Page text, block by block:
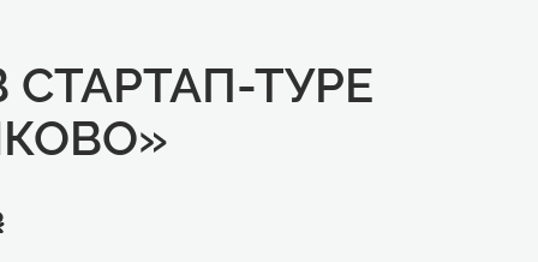
ТУРЕ